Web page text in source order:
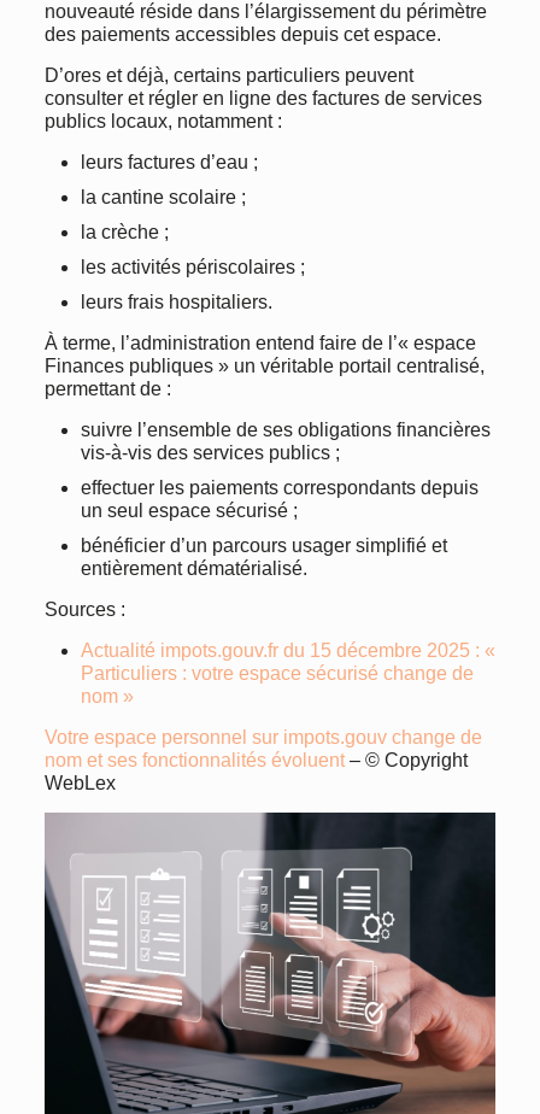
nouveauté réside dans l’élargissement du périmètre
des paiements accessibles depuis cet espace.
D’ores et déjà, certains particuliers peuvent
consulter et régler en ligne des factures de services
publics locaux, notamment :
leurs factures d’eau ;
la cantine scolaire ;
la crèche ;
les activités périscolaires ;
leurs frais hospitaliers.
À terme, l’administration entend faire de l’« espace
Finances publiques » un véritable portail centralisé,
permettant de :
suivre l’ensemble de ses obligations financières
vis-à-vis des services publics ;
effectuer les paiements correspondants depuis
un seul espace sécurisé ;
bénéficier d’un parcours usager simplifié et
entièrement dématérialisé.
Sources :
Actualité impots.gouv.fr du 15 décembre 2025 : «
Particuliers : votre espace sécurisé change de
nom »
Votre espace personnel sur impots.gouv change de
nom et ses fonctionnalités évoluent– © Copyright
WebLex